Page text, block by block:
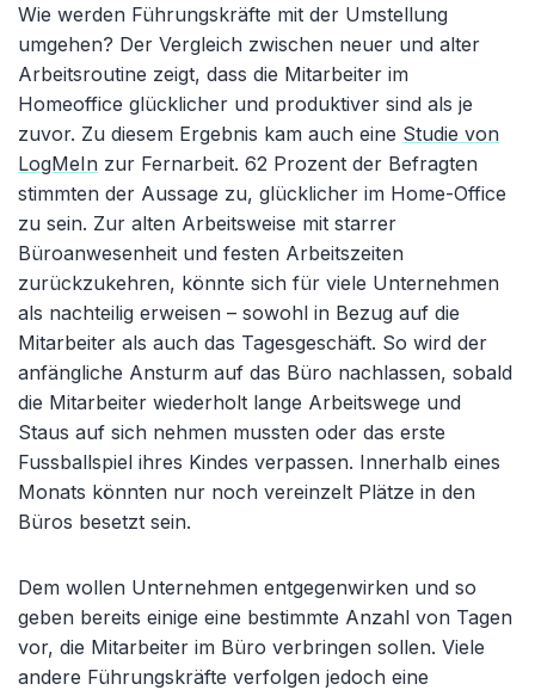
Wie werden Führungskräfte mit der Umstellung
umgehen? Der Vergleich zwischen neuer und alter
Arbeitsroutine zeigt, dass die Mitarbeiter im
Homeoffice glücklicher und produktiver sind als je
zuvor. Zu diesem Ergebnis kam auch eine Studie von
LogMeIn zur Fernarbeit. 62 Prozent der Befragten
stimmten der Aussage zu, glücklicher im Home-Office
zu sein. Zur alten Arbeitsweise mit starrer
Büroanwesenheit und festen Arbeitszeiten
zurückzukehren, könnte sich für viele Unternehmen
als nachteilig erweisen – sowohl in Bezug auf die
Mitarbeiter als auch das Tagesgeschäft. So wird der
anfängliche Ansturm auf das Büro nachlassen, sobald
die Mitarbeiter wiederholt lange Arbeitswege und
Staus auf sich nehmen mussten oder das erste
Fussballspiel ihres Kindes verpassen. Innerhalb eines
Monats könnten nur noch vereinzelt Plätze in den
Büros besetzt sein.
Dem wollen Unternehmen entgegenwirken und so
geben bereits einige eine bestimmte Anzahl von Tagen
vor, die Mitarbeiter im Büro verbringen sollen. Viele
andere Führungskräfte verfolgen jedoch eine